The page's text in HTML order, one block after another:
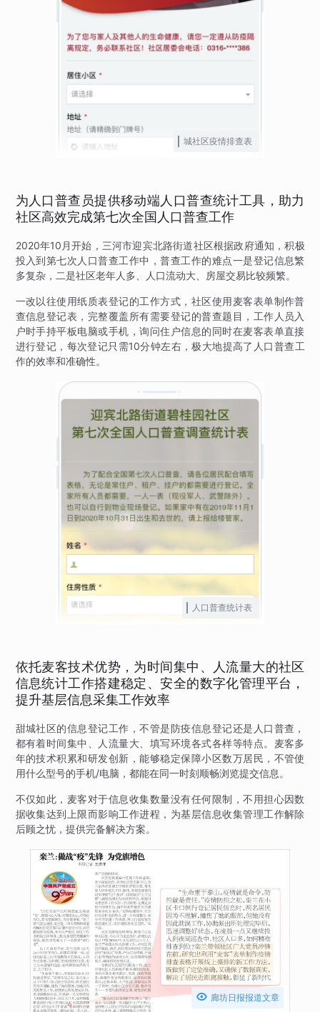
城社区疫情排查表
为人口普查员提供移动端人口普查统计工具，助力
社区高效完成第七次全国人口普查工作
2020年10月开始，三河市迎宾北路街道社区根据政府通知，积极
投入到第七次人口普查工作中，普查工作的难点一是登记信息繁
多复杂，二是社区老年人多、人口流动大、房屋交易比较频繁。
一改以往使用纸质表登记的工作方式，社区使用麦客表单制作普
查信息登记表，完整覆盖所有需要登记的普查题目，工作人员入
户时手持平板电脑或手机，询问住户信息的同时在麦客表单直接
进行登记，每次登记只需10分钟左右，极大地提高了人口普查工
作的效率和准确性。
人口普查统计表
依托麦客技术优势，为时间集中、人流量大的社区
信息统计工作搭建稳定、安全的数字化管理平台，
提升基层信息采集工作效率
甜城社区的信息登记工作，不管是防疫信息登记还是人口普查，
都有着时间集中、人流量大、填写环境各式各样等特点。麦客多
年的技术积累和研发创新，能够稳定保障小区数万居民，不管使
用什么型号的手机/电脑，都能在同一时刻顺畅浏览提交信息。
不仅如此，麦客对于信息收集数量没有任何限制，不用担心因数
据收集达到上限而影响工作进程，为基层信息收集管理工作解除
后顾之忧，提供完备解决方案。
 廊坊日报报道文章